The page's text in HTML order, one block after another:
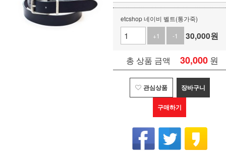
etcshop 네이비 벨트(통가죽)
+1
-1 30,000원
총 상품 금액 30,000 원
관심상품 장바구니
구매하기